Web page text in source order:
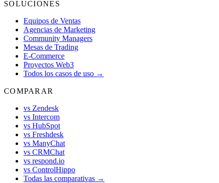
SOLUCIONES
Equipos de Ventas
Agencias de Marketing
Community Managers
Mesas de Trading
E-Commerce
Proyectos Web3
Todos los casos de uso →
COMPARAR
vs Zendesk
vs Intercom
vs HubSpot
vs Freshdesk
vs ManyChat
vs CRMChat
vs respond.io
vs ControlHippo
Todas las comparativas →